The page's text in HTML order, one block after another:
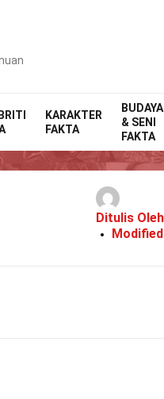
KARAKTER
FAKTA
BUDAYA
& SENI
FAKTA
Ditulis